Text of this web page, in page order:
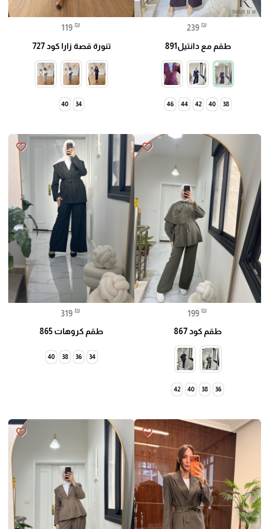
239 ₪
طقم مع دانتيل891
38
40
42
44
46
119 ₪
تنورة قصة زارا كود 727
34
40
favorite_border
199 ₪
طقم كود 867
36
38
40
42
favorite_border
319 ₪
طقم كروهات 865
34
36
38
40
favorite_border
favorite_border